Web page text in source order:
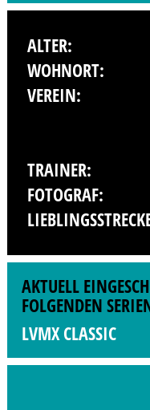
ALTER:
WOHNORT:
VEREIN:
TRAINER:
FOTOGRAF:
AKTUELL
FOLGENDEN
LVMX CLASSIC